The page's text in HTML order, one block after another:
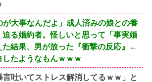
が大事なんだよ」成人済みの娘との養
る婚約者。怪しいと思って「事実婚
た結果、男が放った『衝撃の反応』←
たようなもんｗｗｗ
言吐いてストレス解消してるｗｗ」と